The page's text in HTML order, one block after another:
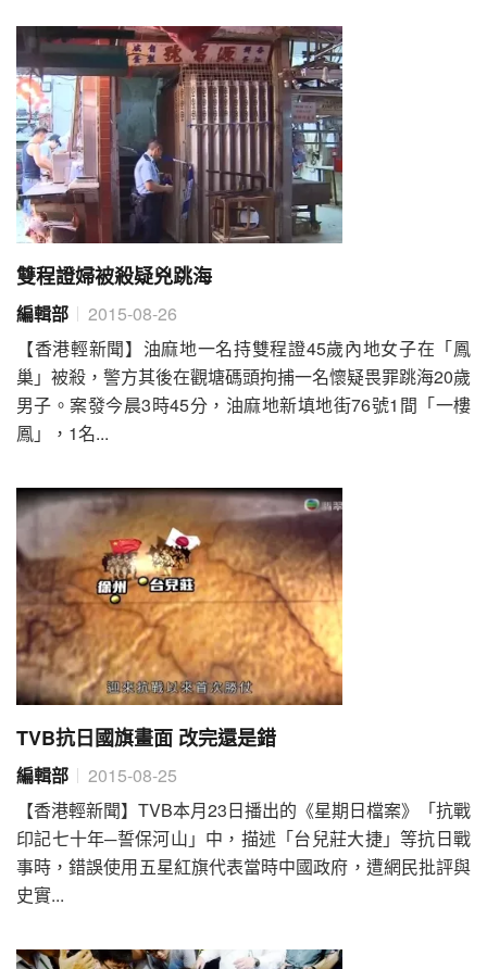
雙程證婦被殺疑兇跳海
編輯部
2015-08-26
【香港輕新聞】油麻地一名持雙程證45歲內地女子在「鳳
巢」被殺，警方其後在觀塘碼頭拘捕一名懷疑畏罪跳海20歲
男子。案發今晨3時45分，油麻地新填地街76號1間「一樓
鳳」，1名...
TVB抗日國旗畫面 改完還是錯
編輯部
2015-08-25
【香港輕新聞】TVB本月23日播出的《星期日檔案》「抗戰
印記七十年─誓保河山」中，描述「台兒莊大捷」等抗日戰
事時，錯誤使用五星紅旗代表當時中國政府，遭網民批評與
史實...